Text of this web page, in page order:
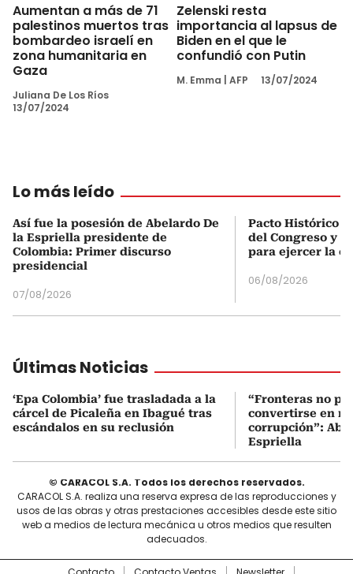
Aumentan a más de 71
palestinos muertos tras
bombardeo israelí en
zona humanitaria en
Gaza
Juliana De Los Ríos
13/07/2024
Zelenski resta
importancia al lapsus de
Biden en el que le
confundió con Putin
M. Emma AFP 13/07/2024
Lo más leído
Así fue la posesión de Abelardo De
la Espriella presidente de
Colombia: Primer discurso
presidencial
07/08/2026
Pacto Histórico
del Congreso y
para ejercer la
06/08/2026
Últimas Noticias
‘Epa Colombia’ fue trasladada a la
cárcel de Picaleña en Ibagué tras
escándalos en su reclusión
“Fronteras no
convertirse en
corrupción”:
Espriella
© CARACOL S.A. Todos los derechos reservados.
CARACOL S.A. realiza una reserva expresa de las reproducciones y
usos de las obras y otras prestaciones accesibles desde este sitio
web a medios de lectura mecánica u otros medios que resulten
adecuados.